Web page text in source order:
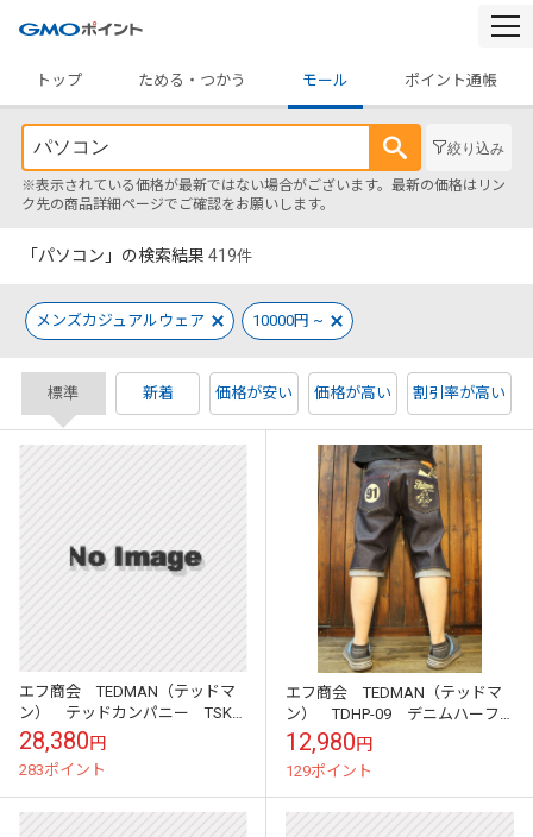
トップ
ためる・つかう モール ポイント通帳
絞り込み
※表示されている価格が最新ではない場合がございます。最新の価格はリン
ク先の商品詳細ページでご確認をお願いします。
「パソコン」の検索結果 419件
メンズカジュアルウェア 10000円 ~
標準 新着 価格が安い 価格が高い 割引率が高い
エフ商会 TEDMAN（テッドマ
ン） テッドカンパニー TSK-
052 スカジャン 虎 タイガ
ー 富士 40（Mサイズ）
28,380円
283ポイント
エフ商会 TEDMAN（テッドマ
ン） TDHP-09 デニムハーフ
パンツ
12,980円
129ポイント